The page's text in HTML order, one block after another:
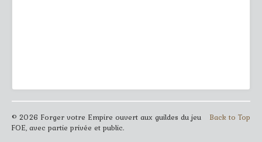
Back to Top
© 2026 Forger votre Empire ouvert aux guildes du jeu
FOE, avec partie privée et public.